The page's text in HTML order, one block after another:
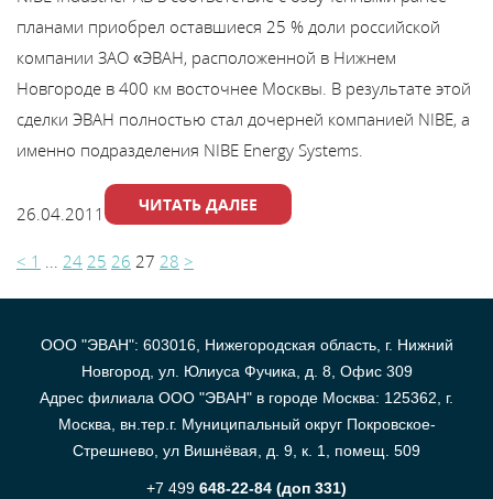
планами приобрел оставшиеся 25 % доли российской
компании ЗАО «ЭВАН, расположенной в Нижнем
Новгороде в 400 км восточнее Москвы. В результате этой
сделки ЭВАН полностью стал дочерней компанией NIBE, а
именно подразделения NIBE Energy Systems.
26.04.2011 ЧИТАТЬ ДАЛЕЕ
< 1 ... 24 25 26 27 28 >
ООО "ЭВАН": 603016, Нижегородская область, г. Нижний
Новгород, ул. Юлиуса Фучика, д. 8, Офис 309
Адрес филиала ООО "ЭВАН" в городе Москва: 125362, г.
Москва, вн.тер.г. Муниципальный округ Покровское-
Стрешнево, ул Вишнёвая, д. 9, к. 1, помещ. 509
+7 499 648-22-84 (доп 331)